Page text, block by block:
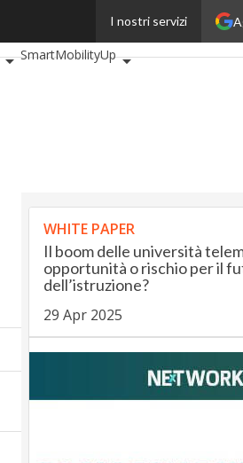
I nostri servizi
BankingUp
SmartMobilityUp
WHITE PAPER
Il boom delle università
opportunità o rischio per il
dell’istruzione?
29 Apr 2025